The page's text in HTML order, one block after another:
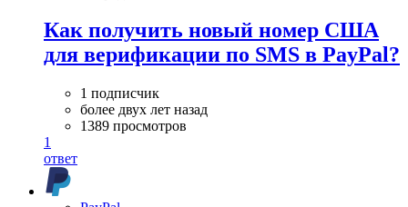
Как получить новый номер США
для верификации по SMS в PayPal?
1 подписчик
более двух лет назад
1389 просмотров
1
ответ